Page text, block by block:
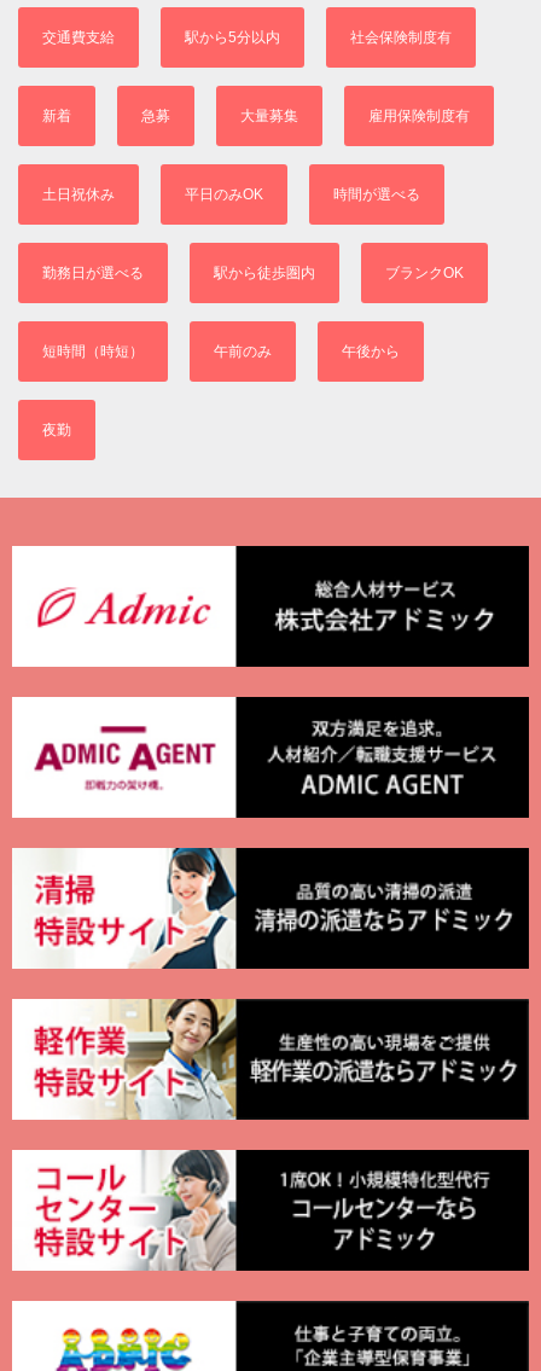
交通費支給 駅から5分以内 社会保険制度有
新着 急募 大量募集 雇用保険制度有
土日祝休み 平日のみOK 時間が選べる
勤務日が選べる 駅から徒歩圏内 ブランクOK
短時間（時短） 午前のみ 午後から
夜勤